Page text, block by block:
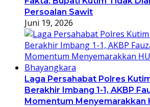
Persoalan Sawit
Juni 19, 2026
Laga Persahabat Polres
Berakhir Imbang 1-1, AKBP
Momentum Menyemarakkan